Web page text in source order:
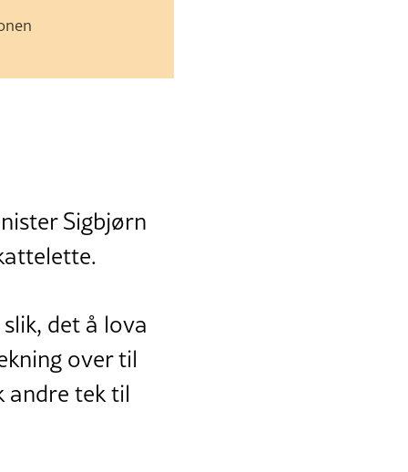
Sigbjørn
det å lova
over til
andre tek til